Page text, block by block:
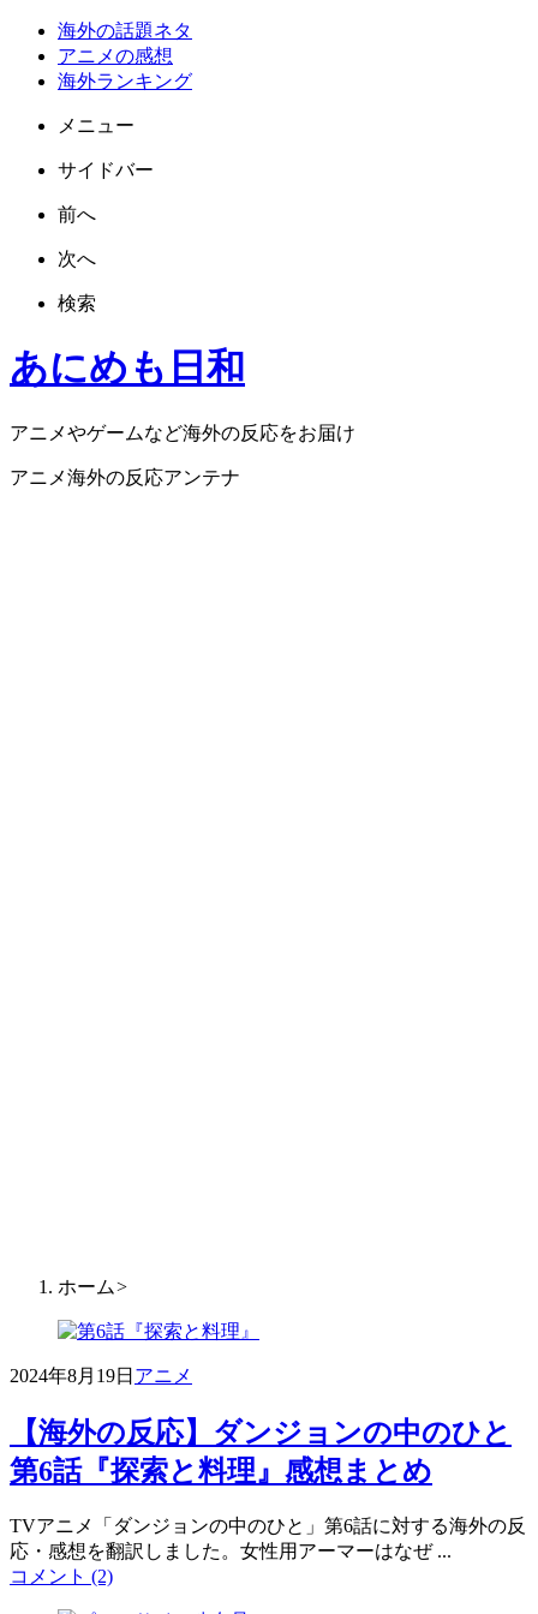
海外の話題ネタ
アニメの感想
海外ランキング
メニュー
サイドバー
前へ
次へ
検索
あにめも日和
アニメやゲームなど海外の反応をお届け
アニメ海外の反応アンテナ
ホーム>
2024年8月19日 アニメ
【海外の反応】ダンジョンの中のひと
第6話『探索と料理』感想まとめ
TVアニメ「ダンジョンの中のひと」第6話に対する海外の反
応・感想を翻訳しました。女性用アーマーはなぜ ...
コメント (2)